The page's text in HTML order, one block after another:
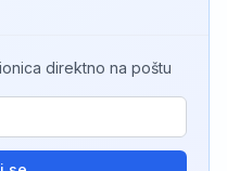
direktno na poštu